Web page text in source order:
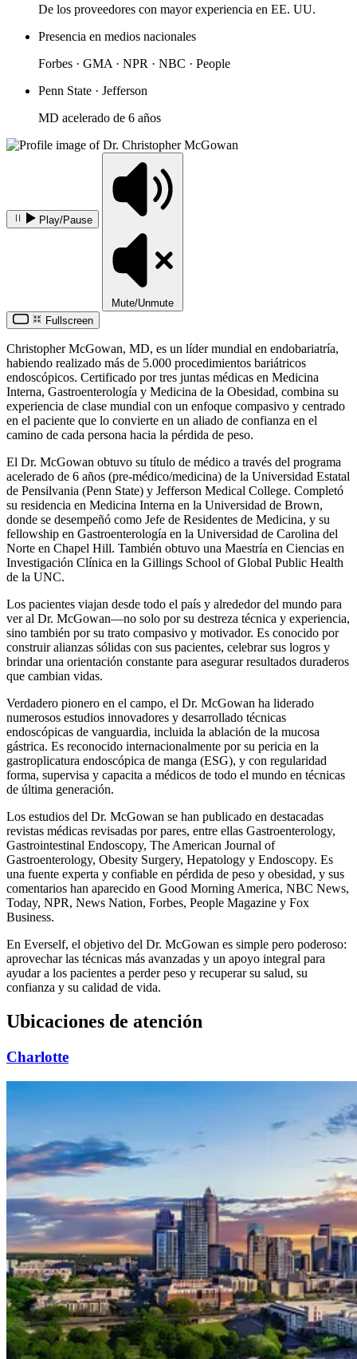
De los proveedores con mayor experiencia en EE. UU.
Presencia en medios nacionales
Forbes · GMA · NPR · NBC · People
Penn State · Jefferson
MD acelerado de 6 años
Play/Pause
Mute/Unmute
Fullscreen
Christopher McGowan, MD, es un líder mundial en endobariatría,
habiendo realizado más de 5.000 procedimientos bariátricos
endoscópicos. Certificado por tres juntas médicas en Medicina
Interna, Gastroenterología y Medicina de la Obesidad, combina su
experiencia de clase mundial con un enfoque compasivo y centrado
en el paciente que lo convierte en un aliado de confianza en el
camino de cada persona hacia la pérdida de peso.
El Dr. McGowan obtuvo su título de médico a través del programa
acelerado de 6 años (pre-médico/medicina) de la Universidad Estatal
de Pensilvania (Penn State) y Jefferson Medical College. Completó
su residencia en Medicina Interna en la Universidad de Brown,
donde se desempeñó como Jefe de Residentes de Medicina, y su
fellowship en Gastroenterología en la Universidad de Carolina del
Norte en Chapel Hill. También obtuvo una Maestría en Ciencias en
Investigación Clínica en la Gillings School of Global Public Health
de la UNC.
Los pacientes viajan desde todo el país y alrededor del mundo para
ver al Dr. McGowan—no solo por su destreza técnica y experiencia,
sino también por su trato compasivo y motivador. Es conocido por
construir alianzas sólidas con sus pacientes, celebrar sus logros y
brindar una orientación constante para asegurar resultados duraderos
que cambian vidas.
Verdadero pionero en el campo, el Dr. McGowan ha liderado
numerosos estudios innovadores y desarrollado técnicas
endoscópicas de vanguardia, incluida la ablación de la mucosa
gástrica. Es reconocido internacionalmente por su pericia en la
gastroplicatura endoscópica de manga (ESG), y con regularidad
forma, supervisa y capacita a médicos de todo el mundo en técnicas
de última generación.
Los estudios del Dr. McGowan se han publicado en destacadas
revistas médicas revisadas por pares, entre ellas Gastroenterology,
Gastrointestinal Endoscopy, The American Journal of
Gastroenterology, Obesity Surgery, Hepatology y Endoscopy. Es
una fuente experta y confiable en pérdida de peso y obesidad, y sus
comentarios han aparecido en Good Morning America, NBC News,
Today, NPR, News Nation, Forbes, People Magazine y Fox
Business.
En Everself, el objetivo del Dr. McGowan es simple pero poderoso:
aprovechar las técnicas más avanzadas y un apoyo integral para
ayudar a los pacientes a perder peso y recuperar su salud, su
confianza y su calidad de vida.
Ubicaciones de atención
Charlotte